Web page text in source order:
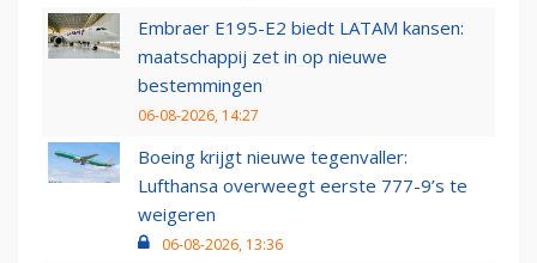
Embraer E195-E2 biedt LATAM kansen:
maatschappij zet in op nieuwe
bestemmingen
06-08-2026, 14:27
Boeing krijgt nieuwe tegenvaller:
Lufthansa overweegt eerste 777-9’s te
weigeren
06-08-2026, 13:36